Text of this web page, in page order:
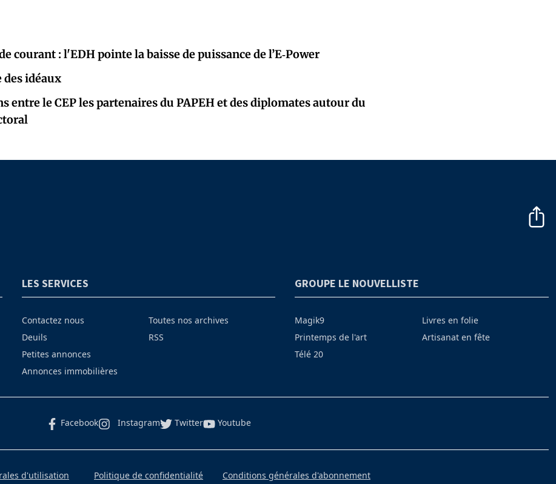
courant : l'EDH pointe la baisse de puissance de l’E‑Power
des idéaux
entre le CEP les partenaires du PAPEH et des diplomates autour du
LES SERVICES
Contactez nous
Deuils
Petites annonces
Annonces immobilières
Toutes nos archives
RSS
GROUPE LE NOUVELLISTE
Magik9
Printemps de l'art
Télé 20
Livres en folie
Artisanat en fête
Facebook Instagram Twitter Youtube
d'utilisation Politique de confidentialité Conditions générales d'abonnement